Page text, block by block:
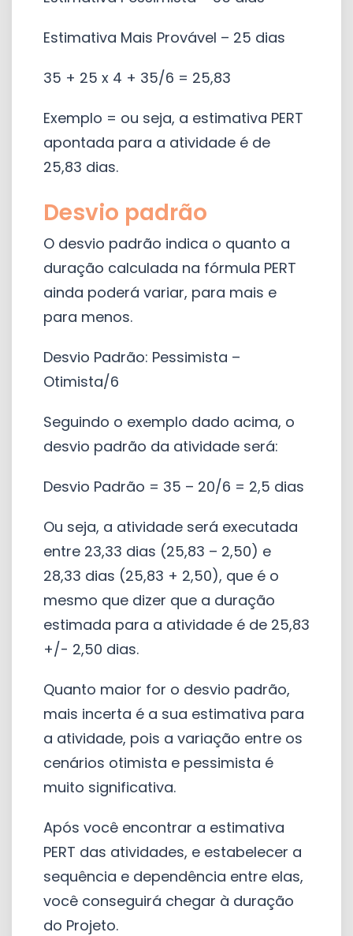
Estimativa Mais Provável – 25 dias
35 + 25 x 4 + 35/6 = 25,83
Exemplo = ou seja, a estimativa PERT
apontada para a atividade é de
25,83 dias.
Desvio padrão
O desvio padrão indica o quanto a
duração calculada na fórmula PERT
ainda poderá variar, para mais e
para menos.
Desvio Padrão: Pessimista –
Otimista/6
Seguindo o exemplo dado acima, o
desvio padrão da atividade será:
Desvio Padrão = 35 – 20/6 = 2,5 dias
Ou seja, a atividade será executada
entre 23,33 dias (25,83 – 2,50) e
28,33 dias (25,83 + 2,50), que é o
mesmo que dizer que a duração
estimada para a atividade é de 25,83
+/- 2,50 dias.
Quanto maior for o desvio padrão,
mais incerta é a sua estimativa para
a atividade, pois a variação entre os
cenários otimista e pessimista é
muito significativa.
Após você encontrar a estimativa
PERT das atividades, e estabelecer a
sequência e dependência entre elas,
você conseguirá chegar à duração
do Projeto.